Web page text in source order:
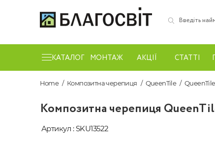
КАТАЛОГ МОНТАЖ АКЦІЇ СТАТТІ
Home Композитна черепиця QueenTile
Композитна черепиця
Артикул : SKU13522